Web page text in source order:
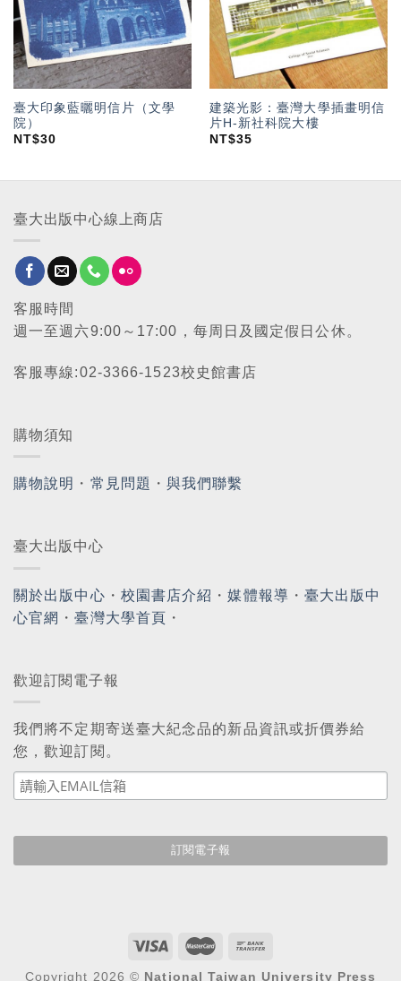
臺大印象藍曬明信片（文學
院）
NT$30
建築光影：臺灣大學插畫明信
片H-新社科院大樓
NT$35
臺大出版中心線上商店
客服時間
週一至週六9:00～17:00，每周日及國定假日公休。
客服專線:02-3366-1523校史館書店
購物須知
購物說明 ・ 常見問題 ・與我們聯繫
臺大出版中心
關於出版中心 ・ 校園書店介紹 ・媒體報導 ・ 臺大出版中
心官網 ・臺灣大學首頁 ・
歡迎訂閱電子報
我們將不定期寄送臺大紀念品的新品資訊或折價券給
您，歡迎訂閱。
Copyright 2026 © National Taiwan University Press